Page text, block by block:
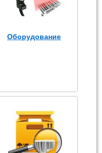
Оборудование